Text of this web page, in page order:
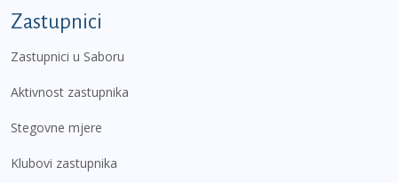
Zastupnici
Zastupnici u Saboru
Aktivnost zastupnika
Stegovne mjere
Klubovi zastupnika